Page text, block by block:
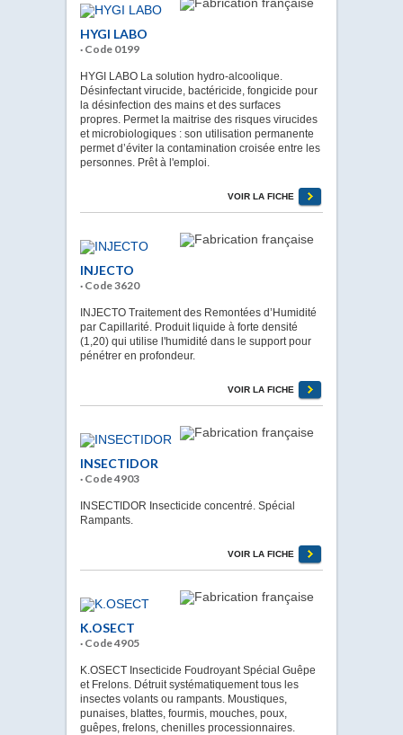
HYGI LABO
· Code 0199
HYGI LABO La solution hydro-alcoolique.
Désinfectant virucide, bactéricide, fongicide pour
la désinfection des mains et des surfaces
propres. Permet la maitrise des risques virucides
et microbiologiques : son utilisation permanente
permet d’éviter la contamination croisée entre les
personnes. Prêt à l'emploi.
VOIR LA FICHE
INJECTO
· Code 3620
INJECTO Traitement des Remontées d’Humidité
par Capillarité. Produit liquide à forte densité
(1,20) qui utilise l'humidité dans le support pour
pénétrer en profondeur.
VOIR LA FICHE
INSECTIDOR
· Code 4903
INSECTIDOR Insecticide concentré. Spécial
Rampants.
VOIR LA FICHE
K.OSECT
· Code 4905
K.OSECT Insecticide Foudroyant Spécial Guêpe
et Frelons. Détruit systématiquement tous les
insectes volants ou rampants. Moustiques,
punaises, blattes, fourmis, mouches, poux,
guêpes, frelons, chenilles processionnaires.